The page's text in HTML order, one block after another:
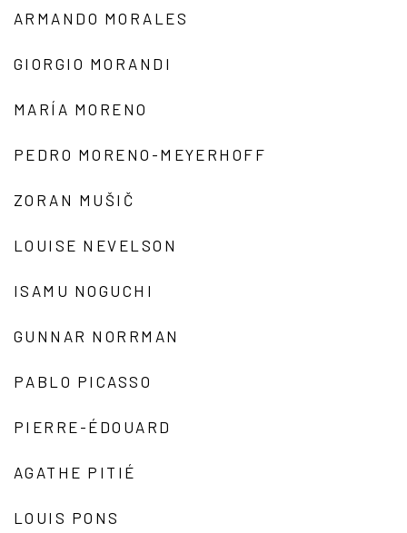
ARMANDO MORALES
GIORGIO MORANDI
MARÍA MORENO
PEDRO MORENO-MEYERHOFF
ZORAN MUŠIČ
LOUISE NEVELSON
ISAMU NOGUCHI
GUNNAR NORRMAN
PABLO PICASSO
PIERRE-ÉDOUARD
AGATHE PITIÉ
LOUIS PONS